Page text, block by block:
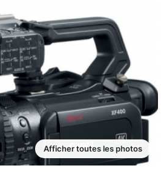
Afficher toutes les photos